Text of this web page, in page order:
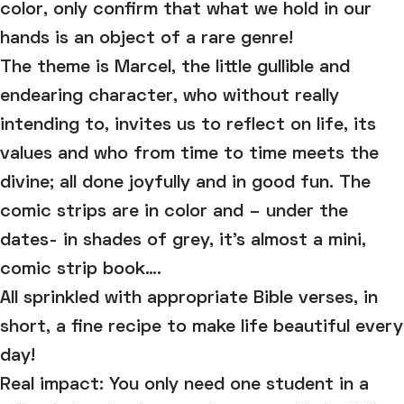
color, only confirm that what we hold in our
hands is an object of a rare genre!
The theme is Marcel, the little gullible and
endearing character, who without really
intending to, invites us to reflect on life, its
values and who from time to time meets the
divine; all done joyfully and in good fun. The
comic strips are in color and – under the
dates- in shades of grey, it’s almost a mini,
comic strip book….
All sprinkled with appropriate Bible verses, in
short, a fine recipe to make life beautiful every
day!
Real impact: You only need one student in a